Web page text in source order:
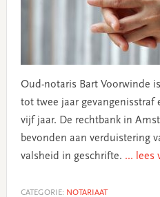
Oud-notaris Bart Voorwinde
tot twee jaar gevangenisstraf
vijf jaar. De rechtbank in
bevonden aan verduistering
valsheid in geschrifte. ... lees
CATEGORIE: NOTARIAAT